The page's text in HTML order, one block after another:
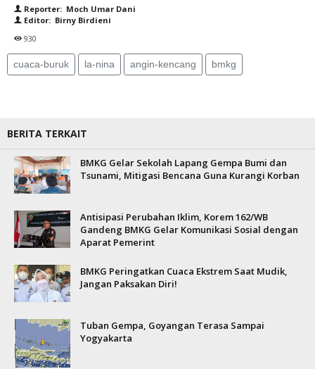
Reporter: Moch Umar Dani
Editor: Birny Birdieni
930
cuaca-buruk la-nina angin-kencang bmkg
BERITA TERKAIT
BMKG Gelar Sekolah Lapang Gempa Bumi dan
Tsunami, Mitigasi Bencana Guna Kurangi Korban
Antisipasi Perubahan Iklim, Korem 162/WB
Gandeng BMKG Gelar Komunikasi Sosial dengan
Aparat Pemerint
BMKG Peringatkan Cuaca Ekstrem Saat Mudik,
Jangan Paksakan Diri!
Tuban Gempa, Goyangan Terasa Sampai
Yogyakarta